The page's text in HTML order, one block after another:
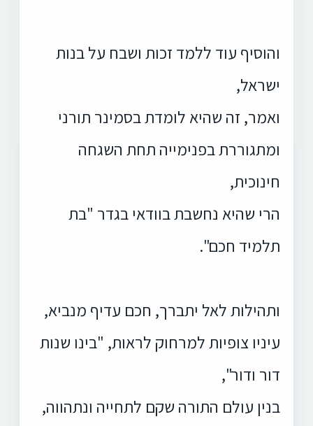
והוסיף עוד ללמד זכות ושבח על בנות
ישראל,
ואמר, זה שהיא לומדת בסמינר תורני
ומתגוררת בפנימייה תחת השגחה
חינוכית,
הרי שהיא נחשבת בוודאי בגדר "בת
תלמיד חכם".
ותהילות לאל יתברך, חכם עדיף מנביא,
עיניו צופיות למרחוק לראות, "בינו שנות
דור ודור",
בנין עולם התורה שקם לתחייה ונתהווה,